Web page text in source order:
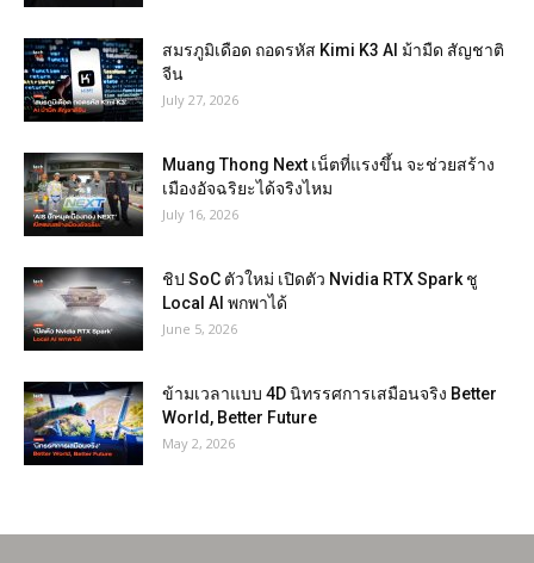
สมรภูมิเดือด ถอดรหัส Kimi K3 AI ม้ามืด สัญชาติ
จีน
July 27, 2026
Muang Thong Next เน็ตที่แรงขึ้น จะช่วยสร้าง
เมืองอัจฉริยะได้จริงไหม
July 16, 2026
ชิป SoC ตัวใหม่ เปิดตัว Nvidia RTX Spark ชู
Local AI พกพาได้
June 5, 2026
ข้ามเวลาแบบ 4D นิทรรศการเสมือนจริง Better
World, Better Future
May 2, 2026